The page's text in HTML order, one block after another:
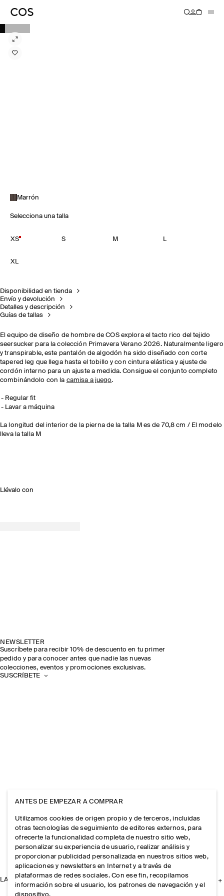
Marrón
Selecciona una talla
XS S M L
XL
Disponibilidad en tienda
Envío y devolución
Detalles y descripción
Guías de tallas
El equipo de diseño de hombre de COS explora el tacto rico del tejido
seersucker para la colección Primavera Verano 2026. Naturalmente ligero
y transpirable, este pantalón de algodón ha sido diseñado con corte
tapered leg que llega hasta el tobillo y con cintura elástica y ajuste de
cordón interno para un ajuste a medida. Consigue el conjunto completo
combinándolo con la camisa a juego.
Regular fit
Lavar a máquina
La longitud del interior de la pierna de la talla M es de 70,8 cm / El modelo
lleva la talla M
Llévalo con
NEWSLETTER
Suscríbete para recibir 10% de descuento en tu primer
pedido y para conocer antes que nadie las nuevas
colecciones, eventos y promociones exclusivas.
SUSCRÍBETE
LA EMPRESA
ANTES DE EMPEZAR A COMPRAR
Utilizamos cookies de origen propio y de terceros, incluidas
otras tecnologías de seguimiento de editores externos, para
ofrecerte la funcionalidad completa de nuestro sitio web,
personalizar su experiencia de usuario, realizar análisis y
proporcionar publicidad personalizada en nuestros sitios web,
aplicaciones y newsletters en Internet y a través de
plataformas de redes sociales. Con ese fin, recopilamos
información sobre el usuario, los patrones de navegación y el
dispositivo.